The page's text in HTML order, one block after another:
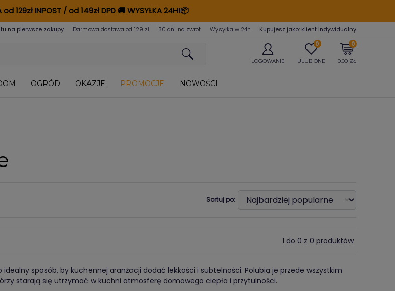
129zł INPOST / od 149zł DPD🚚WYSYŁKA 24H!📦
na pierwsze zakupy Darmowa dostawa od 129 zł 30 dni na zwrot Wysyłka w 24h Kupujesz jako: klient indywidualny
LOGOWANIE
0
ULUBIONE
0
0.00 ZŁ
OGRÓD OKAZJE PROMOCJE NOWOŚCI
Sortuj po:
1 do 0 z 0 produktów
idealny sposób, by kuchennej aranżacji dodać lekkości i subtelności. Polubią je przede wszystkim
starają się utrzymać w kuchni atmosferę domowego ciepła i przytulności.